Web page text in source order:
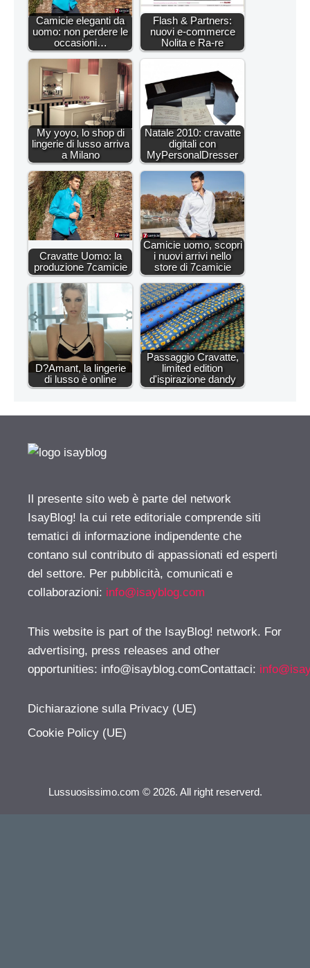
Camicie eleganti da
uomo: non perdere le
occasioni…
Flash & Partners:
nuovi e-commerce
Nolita e Ra-re
My yoyo, lo shop di
lingerie di lusso arriva
a Milano
Natale 2010: cravatte
digitali con
MyPersonalDresser
Cravatte Uomo: la
produzione 7camicie
Camicie uomo, scopri
i nuovi arrivi nello
store di 7camicie
D?Amant, la lingerie
di lusso è online
Passaggio Cravatte,
limited edition
d'ispirazione dandy
Il presente sito web è parte del network
IsayBlog! la cui rete editoriale comprende siti
tematici di informazione indipendente che
contano sul contributo di appassionati ed esperti
del settore. Per pubblicità, comunicati e
collaborazioni: info@isayblog.com
This website is part of the IsayBlog! network. For
advertising, press releases and other
opportunities: info@isayblog.comContattaci:
Dichiarazione sulla Privacy (UE)
Cookie Policy (UE)
Lussuosissimo.com © 2026. All right reserverd.